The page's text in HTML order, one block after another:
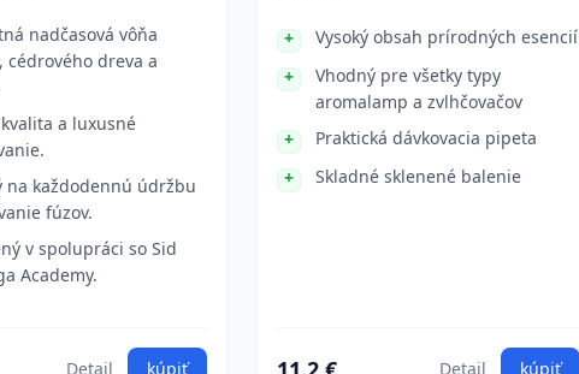
nadčasová vôňa
cédrového dreva a
kvalita a luxusné
na každodennú údržbu
fúzov.
v spolupráci so Sid
Academy.
Detail kúpiť
Vysoký obsah prírodných esencií
Vhodný pre všetky typy
aromalamp a zvlhčovačov
Praktická dávkovacia pipeta
Skladné sklenené balenie
Detail kúpiť